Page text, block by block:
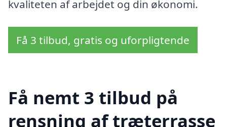
kvaliteten af arbejdet og din økonomi.
Få 3 tilbud, gratis og uforpligtende
Få nemt 3 tilbud på
rensning af træterrasse